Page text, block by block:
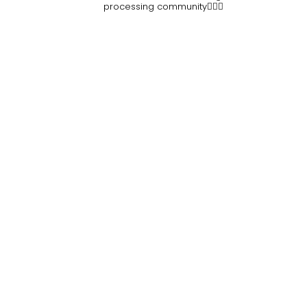
processing community👷🏽‍♀️